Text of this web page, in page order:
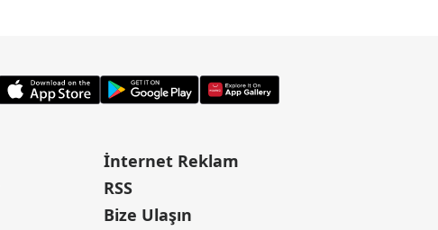
İnternet Reklam
RSS
Bize Ulaşın